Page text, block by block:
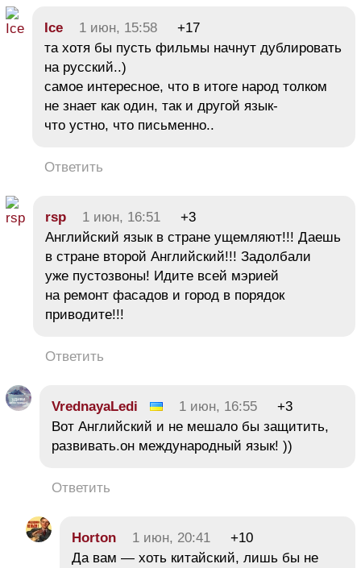
Ice 1 июн, 15:58
+17
та хотя бы пусть фильмы начнут дублировать
на русский..)
самое интересное, что в итоге народ толком
не знает как один, так и другой язык-
что устно, что письменно..
Ответить
rsp 1 июн, 16:51
+3
Английский язык в стране ущемляют!!! Даешь
в стране второй Английский!!! Задолбали
уже пустозвоны! Идите всей мэрией
на ремонт фасадов и город в порядок
приводите!!!
Ответить
VrednayaLedi 1 июн, 16:55
+3
Вот Английский и не мешало бы защитить,
развивать.он международный язык! ))
Ответить
Horton 1 июн, 20:41
+10
Да вам — хоть китайский, лишь бы не